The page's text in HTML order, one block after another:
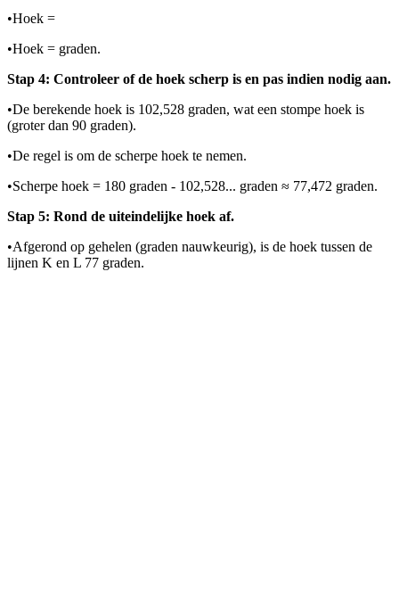
•Hoek =
•Hoek = graden.
Stap 4: Controleer of de hoek scherp is en pas indien nodig aan.
•De berekende hoek is 102,528 graden, wat een stompe hoek is
(groter dan 90 graden).
•De regel is om de scherpe hoek te nemen.
•Scherpe hoek = 180 graden - 102,528... graden ≈ 77,472 graden.
Stap 5: Rond de uiteindelijke hoek af.
•Afgerond op gehelen (graden nauwkeurig), is de hoek tussen de
lijnen K en L 77 graden.